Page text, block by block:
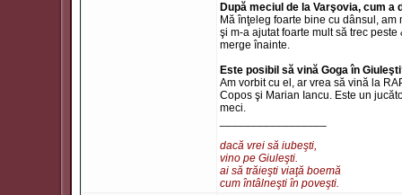
După meciul de la Varşovia, cum
Mă înţeleg foarte bine cu dânsul,
şi m-a ajutat foarte mult să trec
merge înainte.
Este posibil să vină Goga în
Am vorbit cu el, ar vrea să vină la
Copos şi Marian Iancu. Este un
meci.
dacă vrei să iubeşti,
vino pe Giuleşti.
ai să trăieşti viaţă boemă
cum întâlneşti în poveşti.